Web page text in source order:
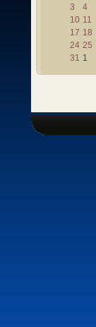
3
4
10 11
17 18
24 25
31 1